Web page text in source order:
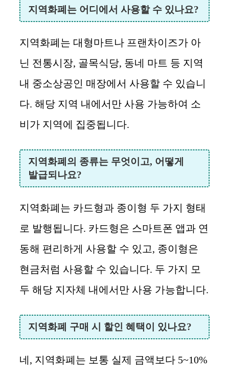
지역화폐는 어디에서 사용할 수 있나요?
지역화폐는 대형마트나 프랜차이즈가 아
닌 전통시장, 골목식당, 동네 마트 등 지역
내 중소상공인 매장에서 사용할 수 있습니
다. 해당 지역 내에서만 사용 가능하여 소
비가 지역에 집중됩니다.
지역화폐의 종류는 무엇이고, 어떻게
발급되나요?
지역화폐는 카드형과 종이형 두 가지 형태
로 발행됩니다. 카드형은 스마트폰 앱과 연
동해 편리하게 사용할 수 있고, 종이형은
현금처럼 사용할 수 있습니다. 두 가지 모
두 해당 지자체 내에서만 사용 가능합니다.
지역화폐 구매 시 할인 혜택이 있나요?
네, 지역화폐는 보통 실제 금액보다 5~10%